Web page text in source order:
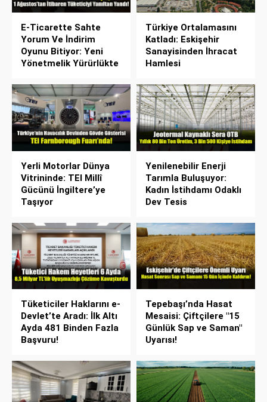
E-Ticarette Sahte
Yorum Ve İndirim
Oyunu Bitiyor: Yeni
Yönetmelik Yürürlükte
Türkiye Ortalamasını
Katladı: Eskişehir
Sanayisinden İhracat
Hamlesi
Yerli Motorlar Dünya
Vitrininde: TEI Millî
Gücünü İngiltere’ye
Taşıyor
Yenilenebilir Enerji
Tarımla Buluşuyor:
Kadın İstihdamı Odaklı
Dev Tesis
Tüketiciler Haklarını e-
Devlet’te Aradı: İlk Altı
Ayda 481 Binden Fazla
Başvuru!
Tepebaşı’nda Hasat
Mesaisi: Çiftçilere "15
Günlük Sap ve Saman"
Uyarısı!